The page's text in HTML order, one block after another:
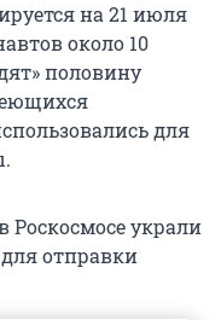
на 21 июля
около 10
половину
для
Роскосмосе украли
отправки